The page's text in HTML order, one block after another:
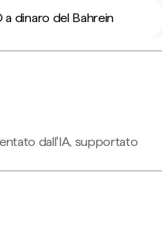
a dinaro del Bahrein
dall'IA, supportato